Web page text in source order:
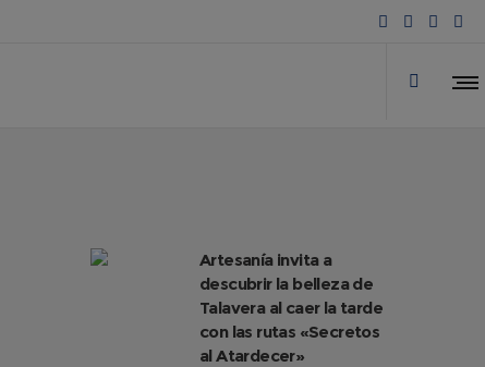
Artesanía invita a
descubrir la belleza de
Talavera al caer la tarde
con las rutas «Secretos
al Atardecer»